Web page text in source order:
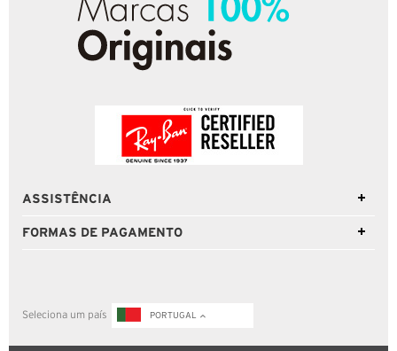
ASSISTÊNCIA
FORMAS DE PAGAMENTO
Seleciona um país PORTUGAL